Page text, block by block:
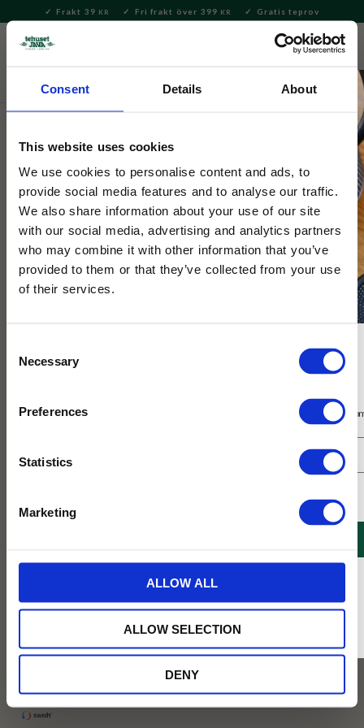
Consent Details About
This website uses cookies
We use cookies to personalise content and ads, to
provide social media features and to analyse our traffic.
We also share information about your use of our site
with our social media, advertising and analytics partners
who may combine it with other information that you’ve
provided to them or that they’ve collected from your use
of their services.
Selection
Necessary
Preferences
Statistics
Marketing
ALLOW ALL
ALLOW SELECTION
DENY
Meny
Frakt 39 KR Fri frakt över 399 KR Gratis teprov
Servering & Dukning
Syltsked
Smidigt syltsked som hänger över eller utanpå burken.
✓ Fri frakt över 399 kr
✓ Betala direkt eller inom 30 dagar
Tillfälligt slut online
Få 10% rabatt på ditt första köp på nätet och ta del av erbjudanden året
* Rabatten gäller endast online på Tehusetjava.se. Rabatten fungerar endast på